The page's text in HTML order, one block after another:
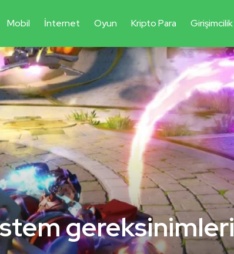
Mobil İnternet Oyun Kripto Para Girişimcilik
gereksinimleri